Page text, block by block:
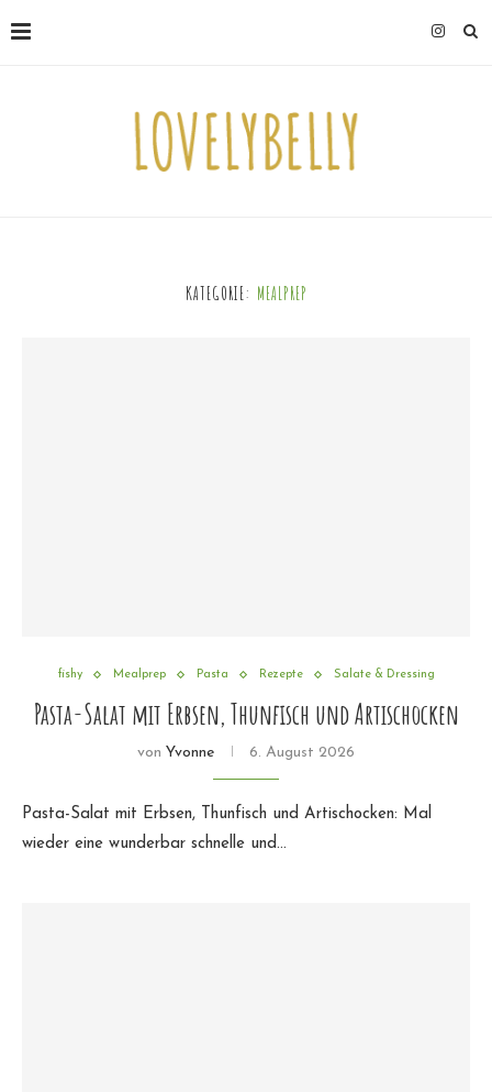
KATEGORIE: MEALPREP
fishy Mealprep Pasta Rezepte Salate & Dressing
Pasta-Salat mit Erbsen, Thunfisch und Artischocken
von Yvonne 6. August 2026
Pasta-Salat mit Erbsen, Thunfisch und Artischocken: Mal
wieder eine wunderbar schnelle und…